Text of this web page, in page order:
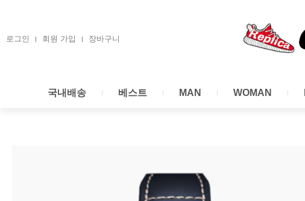
츠로그인 회원 가입 장바구니
국내배송 베스트 MAN WOMAN